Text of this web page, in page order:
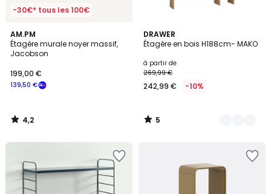
-30€* tous les 100€
AM.PM
Étagère murale noyer massif,
Jacobson
139,50 €
199,00 €
4,2
/ 5
4,2
/
DRAWER
Étagère en bois H188cm- MAKO
à partir de
269,99 €
242,99 € -10%
5
/
2
Couleurs
5
/